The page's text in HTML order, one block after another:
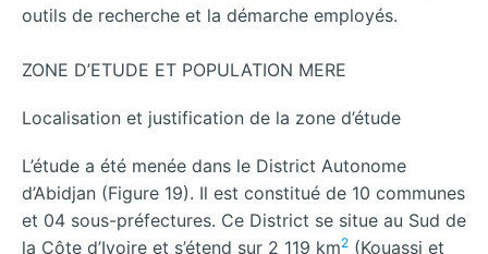
outils de recherche et la démarche employés.
ZONE D’ETUDE ET POPULATION MERE
Localisation et justification de la zone d’étude
L’étude a été menée dans le District Autonome
d’Abidjan (Figure 19). Il est constitué de 10 communes
et 04 sous-préfectures. Ce District se situe au Sud de
la Côte d’Ivoire et s’étend sur 2 119 km2 (Kouassi et